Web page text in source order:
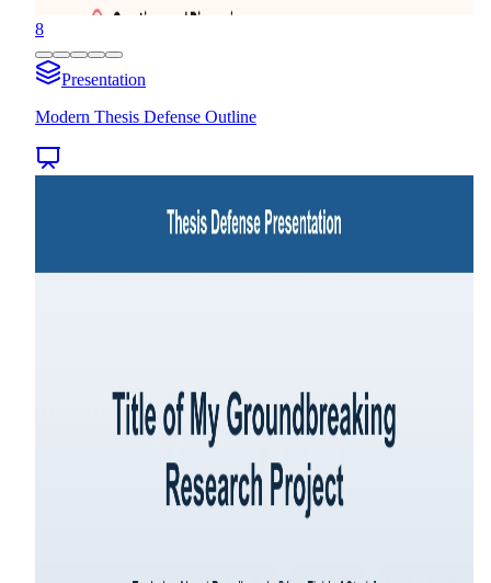
8
Presentation
Modern Thesis Defense Outline